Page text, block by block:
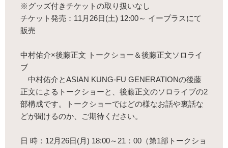
※グッズ付きチケットの取り扱いなし
チケット発売：11月26日(土) 12:00～ イープラスにて
販売
中村佑介×後藤正文 トークショー＆後藤正文ソロライ
ブ
中村佑介とASIAN KUNG-FU GENERATIONの後藤
正文によるトークショーと、後藤正文のソロライブの2
部構成です。トークショーではどの様なお話や裏話な
どが聞けるのか、ご期待ください。
日 時：12月26日(月) 18:00～21：00（第1部トークショ